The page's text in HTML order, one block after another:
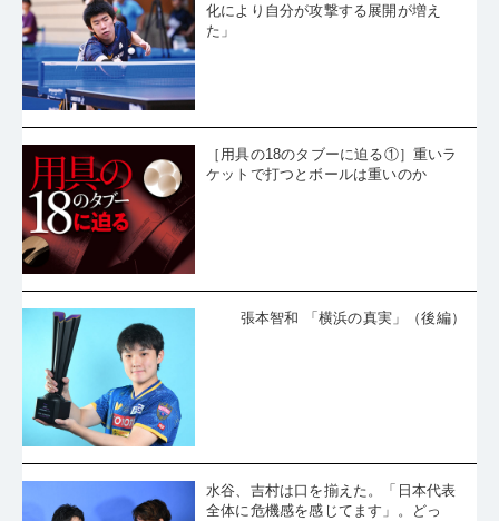
化により自分が攻撃する展開が増え
た」
［用具の18のタブーに迫る①］重いラ
ケットで打つとボールは重いのか
張本智和 「横浜の真実」（後編）
水谷、吉村は口を揃えた。「日本代表
全体に危機感を感じてます」。どっ